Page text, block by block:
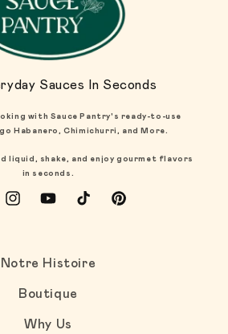
Sauces In Seconds
with Sauce Pantry's ready-to-use
Habanero, Chimichurri, and More.
liquid, shake, and enjoy gourmet flavors
in seconds.
InstagramYouTubeTikTokPinterest
Notre Histoire
Boutique
Why Us